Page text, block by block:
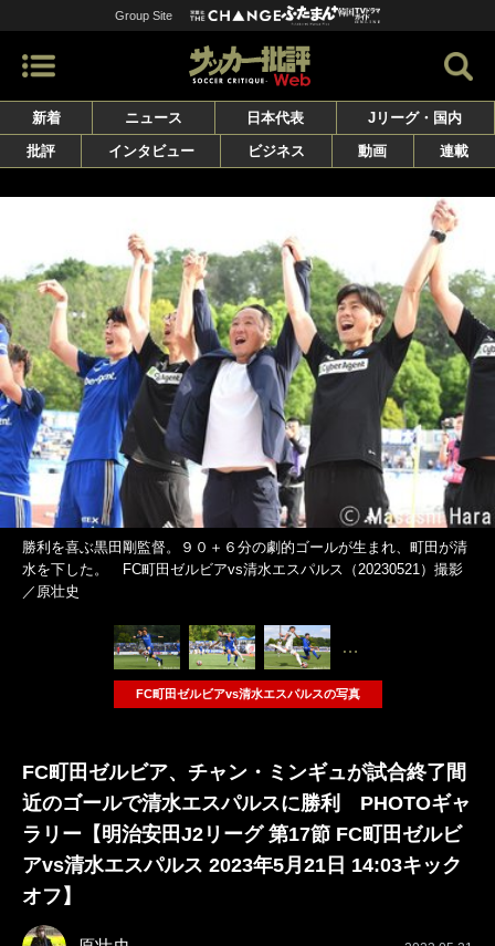
Group Site
新着 ニュース 日本代表
Jリーグ・国内
批評
インタビュー ビジネス 動画 連載
勝利を喜ぶ黒田剛監督。９０＋６分の劇的ゴールが生まれ、町田が清
水を下した。 FC町田ゼルビアvs清水エスパルス（20230521）撮影
／原壮史
…
FC町田ゼルビアvs清水エスパルスの写真
FC町田ゼルビア、チャン・ミンギュが試合終了間
近のゴールで清水エスパルスに勝利 PHOTOギャ
ラリー【明治安田J2リーグ 第17節 FC町田ゼルビ
アvs清水エスパルス 2023年5月21日 14:03キック
オフ】